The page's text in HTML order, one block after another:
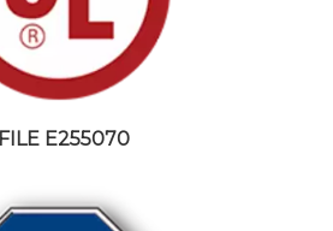
FILE E255070